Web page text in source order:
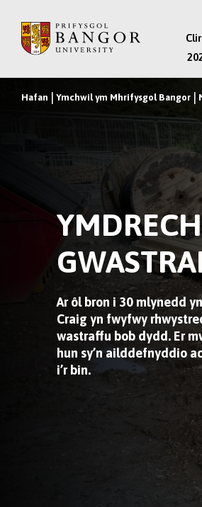
Main
Breadcrumb
Hafan Ymchwil ym Mhrifysgol Bangor
Ar ôl bron i 30 mlynedd
Craig yn fwyfwy
wastraffu bob dydd. Er
hun sy’n ailddefnyddio
i’r bin.